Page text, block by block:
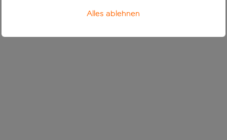
Alles ablehnen